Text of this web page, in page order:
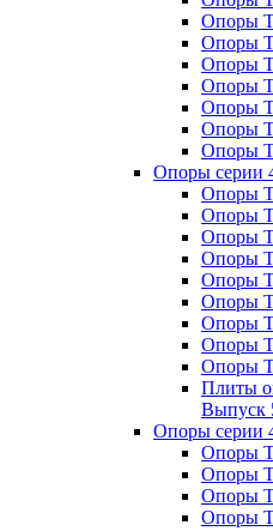
Опоры
Опоры
Опоры
Опоры
Опоры
Опоры
Опоры
Опоры серии
Опоры
Опоры
Опоры
Опоры
Опоры
Опоры
Опоры
Опоры
Опоры
Плиты
Выпуск
Опоры серии
Опоры
Опоры
Опоры
Опоры